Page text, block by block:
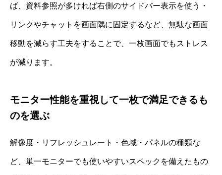
ば、資料参照が多ければ右側のサイドバー表示を使う・
リンクやチャットを画面隅に固定するなど、無駄な画面
移動を減らす工夫をすることで、一枚画面でもストレス
が減ります。
モニター性能を重視して一枚で満足できるも
のを選ぶ
解像度・リフレッシュレート・色域・パネルの種類な
ど、単一モニターでも使いやすいスペックを備えたもの